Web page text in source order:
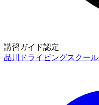
講習ガイド認定
品川ドライビングスクール